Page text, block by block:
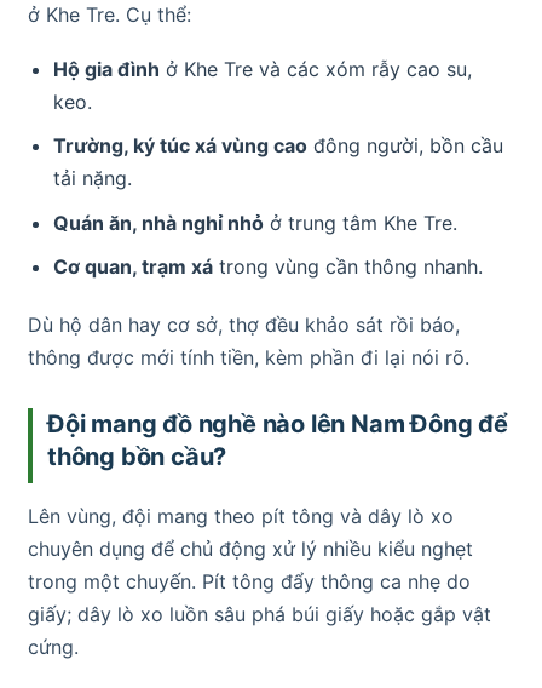
ở Khe Tre. Cụ thể:
Hộ gia đình ở Khe Tre và các xóm rẫy cao su,
keo.
Trường, ký túc xá vùng caođông người, bồn cầu
tải nặng.
Quán ăn, nhà nghỉ nhỏở trung tâm Khe Tre.
Cơ quan, trạm xátrong vùng cần thông nhanh.
Dù hộ dân hay cơ sở, thợ đều khảo sát rồi báo,
thông được mới tính tiền, kèm phần đi lại nói rõ.
Đội mang đồ nghề nào lên Nam Đông để
thông bồn cầu?
Lên vùng, đội mang theo pít tông và dây lò xo
chuyên dụng để chủ động xử lý nhiều kiểu nghẹt
trong một chuyến. Pít tông đẩy thông ca nhẹ do
giấy; dây lò xo luồn sâu phá búi giấy hoặc gắp vật
cứng.